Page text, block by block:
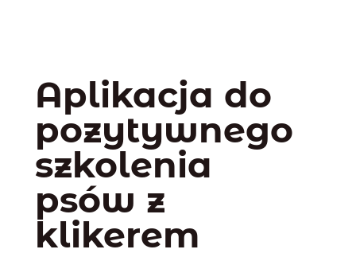
Aplikacja do
pozytywnego
szkolenia
psów z
klikerem